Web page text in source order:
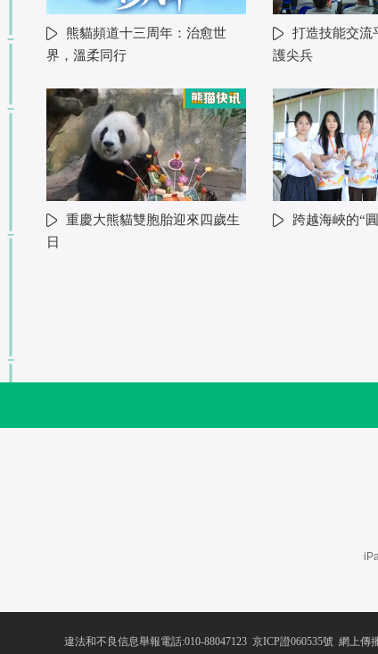
熊貓頻道十三周年：治愈世
界，溫柔同行
打造技能交流
護尖兵
重慶大熊貓雙胞胎迎來四歲生
日
跨越海峽的“
違法和不良信息舉報電話:010-88047123 京ICP證060535號 網上傳